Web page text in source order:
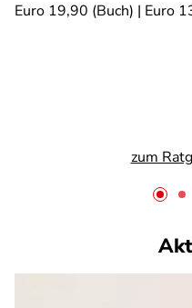
Euro 19,90 (Buch) | Euro
zum